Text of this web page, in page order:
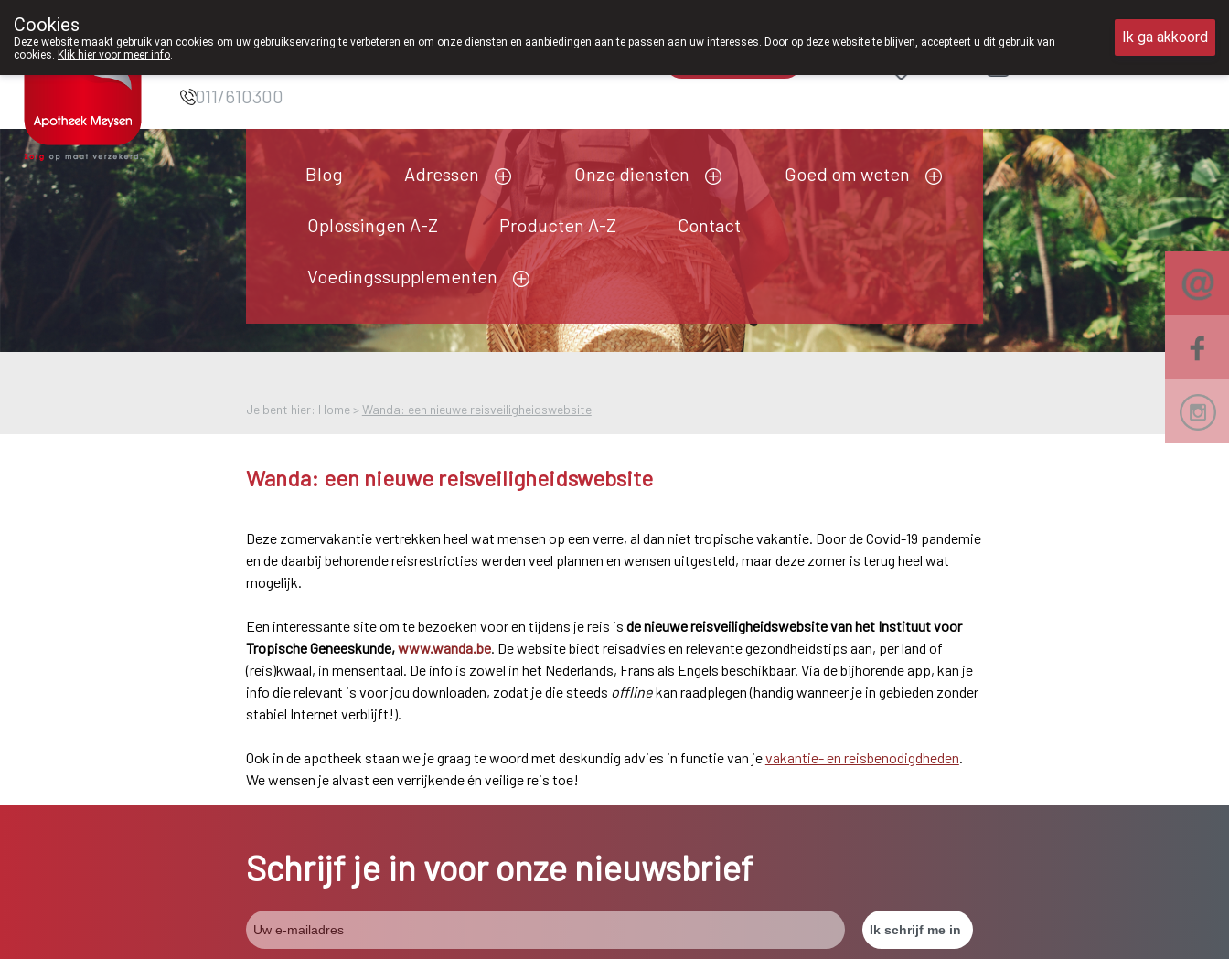
Apotheek Meysen
011/610300
Blog Adressen Onze diensten Goed om weten
Oplossingen A-Z Producten A-Z Contact
Voedingssupplementen
Je bent hier: Home >Wanda: een nieuwe reisveiligheidswebsite
Wanda: een nieuwe reisveiligheidswebsite
Deze zomervakantie vertrekken heel wat mensen op een verre, al dan niet tropische vakantie. Door de Covid-19 pandemie
en de daarbij behorende reisrestricties werden veel plannen en wensen uitgesteld, maar deze zomer is terug heel wat
mogelijk.
Een interessante site om te bezoeken voor en tijdens je reis is de nieuwe reisveiligheidswebsite van het Instituut voor
Tropische Geneeskunde,www.wanda.be. De website biedt reisadvies en relevante gezondheidstips aan, per land of
(reis)kwaal, in mensentaal. De info is zowel in het Nederlands, Frans als Engels beschikbaar. Via de bijhorende app, kan je
info die relevant is voor jou downloaden, zodat je die steeds offlinekan raadplegen (handig wanneer je in gebieden zonder
stabiel Internet verblijft!).
Ook in de apotheek staan we je graag te woord met deskundig advies in functie van jevakantie- en reisbenodigdheden.
We wensen je alvast een verrijkende én veilige reis toe!
Schrijf je in voor onze nieuwsbrief
Cookies
Deze website maakt gebruik van cookies om uw gebruikservaring te verbeteren en om onze diensten en aanbiedingen aan te passen aan uw interesses. Door op deze website te blijven, accepteert u dit gebruik van
cookies. Klik hier voor meer info.
Ik ga akkoord